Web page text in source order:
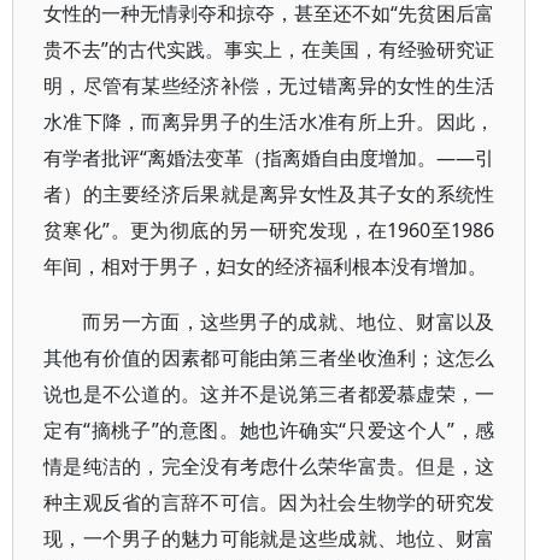
女性的一种无情剥夺和掠夺，甚至还不如“先贫困后富
贵不去”的古代实践。事实上，在美国，有经验研究证
明，尽管有某些经济补偿，无过错离异的女性的生活
水准下降，而离异男子的生活水准有所上升。因此，
有学者批评“离婚法变革（指离婚自由度增加。——引
者）的主要经济后果就是离异女性及其子女的系统性
贫寒化”。更为彻底的另一研究发现，在1960至1986
年间，相对于男子，妇女的经济福利根本没有增加。
而另一方面，这些男子的成就、地位、财富以及
其他有价值的因素都可能由第三者坐收渔利；这怎么
说也是不公道的。这并不是说第三者都爱慕虚荣，一
定有“摘桃子”的意图。她也许确实“只爱这个人”，感
情是纯洁的，完全没有考虑什么荣华富贵。但是，这
种主观反省的言辞不可信。因为社会生物学的研究发
现，一个男子的魅力可能就是这些成就、地位、财富